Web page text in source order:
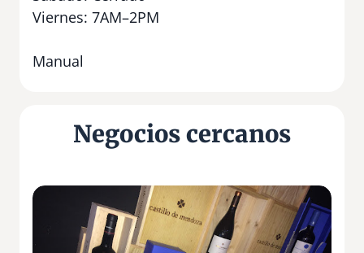
Viernes: 7AM–2PM
Manual
Negocios cercanos
B